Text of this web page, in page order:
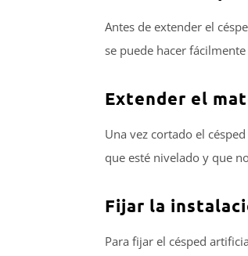
Antes de extender el
se puede hacer
Extender el
Una vez cortado el
que esté nivelado y que
Fijar la
Para fijar el césped